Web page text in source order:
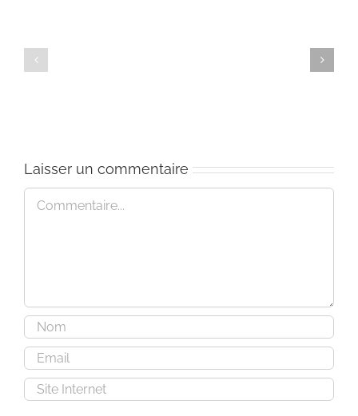
vie
(Paris)
Laisser un commentaire
Commentaire